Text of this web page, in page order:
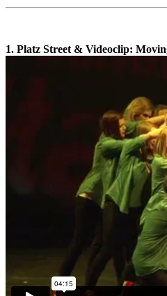
1. Platz Street & Videoclip: